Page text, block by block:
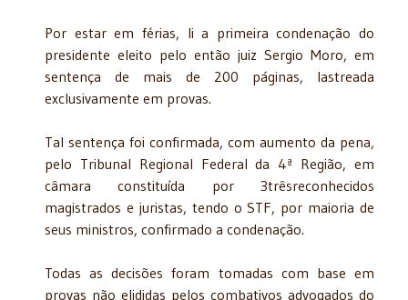
Por estar em férias, li a primeira condenação do
presidente eleito pelo então juiz Sergio Moro, em
sentença de mais de 200 páginas, lastreada
exclusivamente em provas.
Tal sentença foi confirmada, com aumento da pena,
pelo Tribunal Regional Federal da 4ª Região, em
câmara constituída por 3trêsreconhecidos
magistrados e juristas, tendo o STF, por maioria de
seus ministros, confirmado a condenação.
Todas as decisões foram tomadas com base em
provas não elididas pelos combativos advogados do